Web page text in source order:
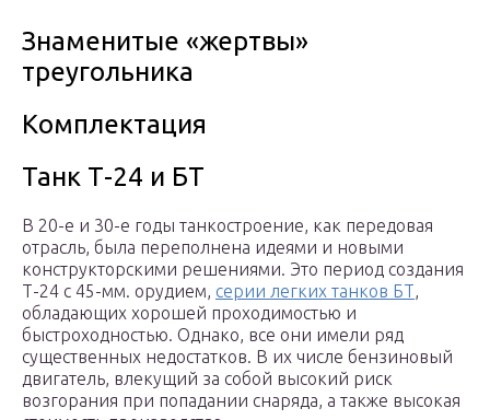
Знаменитые «жертвы»
треугольника
Комплектация
Танк Т-24 и БТ
В 20-е и 30-е годы танкостроение, как передовая
отрасль, была переполнена идеями и новыми
конструкторскими решениями. Это период создания
Т-24 с 45-мм. орудием, серии легких танков БТ,
обладающих хорошей проходимостью и
быстроходностью. Однако, все они имели ряд
существенных недостатков. В их числе бензиновый
двигатель, влекущий за собой высокий риск
возгорания при попадании снаряда, а также высокая